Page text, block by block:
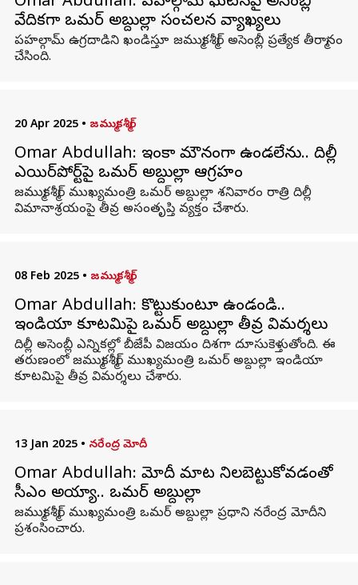
వేదికగా ఒమర్ అబ్దుల్లా సంచలన వ్యాఖ్యలు
పహల్గామ్ ఉగ్రదాడిని ఖండిస్తూ జమ్ముకశ్మీర్ అసెంబ్లీ ప్రత్యేక తీర్మానం
చేసింది.
20 Apr 2025 • జమ్ముకశ్మీర్
Omar Abdullah: ఇంకా మౌనంగా ఉండలేను.. దిల్లీ
ఎయిర్‌పోర్ట్‌పై ఒమర్ అబ్దుల్లా ఆగ్రహం
జమ్ముకశ్మీర్ ముఖ్యమంత్రి ఒమర్ అబ్దుల్లా శనివారం రాత్రి దిల్లీ
విమానాశ్రయంపై తీవ్ర అసంతృప్తి వ్యక్తం చేశారు.
08 Feb 2025 • జమ్ముకశ్మీర్
Omar Abdullah: కొట్టుకుంటూ ఉండండి..
ఇండియా కూటమిపై ఒమర్ అబ్దుల్లా తీవ్ర విమర్శలు
దిల్లీ అసెంబ్లీ ఎన్నికల్లో బీజేపీ విజయం దిశగా దూసుకెళ్తుతోంది. ఈ
తరుణంలో జమ్ముకశ్మీర్ ముఖ్యమంత్రి ఒమర్ అబ్దుల్లా ఇండియా
కూటమిపై తీవ్ర విమర్శలు చేశారు.
13 Jan 2025 • నరేంద్ర మోదీ
Omar Abdullah: మోదీ మాట నిలబెట్టుకోవడంతో
సీఎం అయ్యా.. ఒమర్ అబ్దుల్లా
జమ్ముకశ్మీర్ ముఖ్యమంత్రి ఒమర్ అబ్దుల్లా ప్రధాని నరేంద్ర మోదీని
ప్రశంసించారు.